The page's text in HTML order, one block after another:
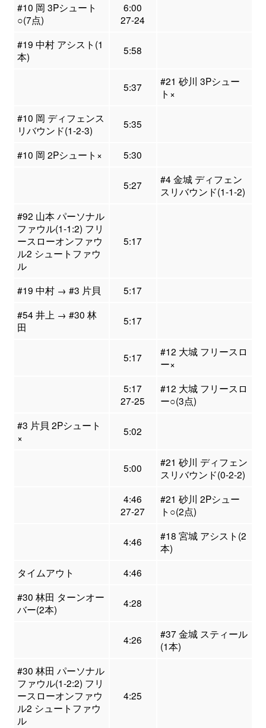
#10 岡 3Pシュート
○(7点)
6:00
27-24
#19 中村 アシスト(1
本)
5:58
5:37
#21 砂川 3Pシュー
ト×
#10 岡 ディフェンス
リバウンド(1-2-3)
5:35
#10 岡 2Pシュート× 5:30
5:27
#4 金城 ディフェン
スリバウンド(1-1-2)
#92 山本 パーソナル
ファウル(1-1:2) フリ
ースローオンファウ
ル2 シュートファウ
ル
5:17
#19 中村 → #3 片貝
5:17
#54 井上 → #30 林
田
5:17
5:17
#12 大城 フリースロ
ー×
5:17
27-25
#12 大城 フリースロ
ー○(3点)
#3 片貝 2Pシュート
×
5:02
5:00
#21 砂川 ディフェン
スリバウンド(0-2-2)
4:46
27-27
#21 砂川 2Pシュー
ト○(2点)
4:46
#18 宮城 アシスト(2
本)
タイムアウト
4:46
#30 林田 ターンオー
バー(2本)
4:28
4:26
#37 金城 スティール
(1本)
#30 林田 パーソナル
ファウル(1-2:2) フリ
ースローオンファウ
ル2 シュートファウ
ル
4:25